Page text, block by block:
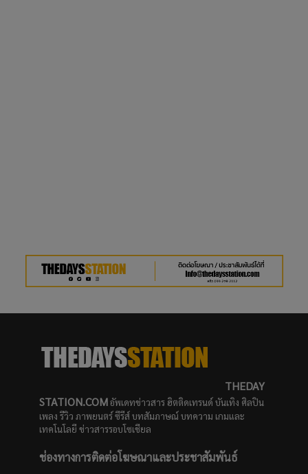
THEDAY
STATION.COM อัพเดทข่าวสาร ฮิตติดเทรนด์ บันเทิง ศิลปิน
เพลง รีวิว ภาพยนตร์ ซีรีส์ บทสัมภาษณ์ บทความ เกมและ
เทคโนโลยี ข่าวสารรอบโซเชียล
ช่องทางการติดต่อโฆษณาและประชาสัมพันธ์